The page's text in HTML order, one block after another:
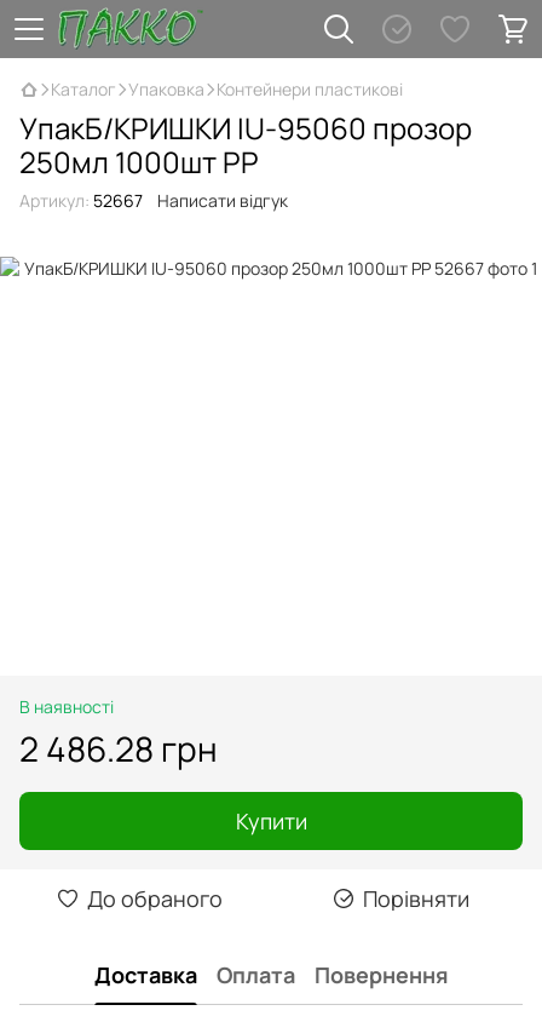
Каталог Упаковка Контейнери пластикові
УпакБ/КРИШКИ IU-95060 прозор
250мл 1000шт РР
Артикул: 52667 Написати відгук
В наявності
2 486.28 грн
Купити
До обраного Порівняти
Доставка Оплата Повернення